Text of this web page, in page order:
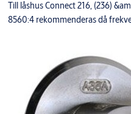
Till låshus Connect 216, (236)
8560:4 rekommenderas då